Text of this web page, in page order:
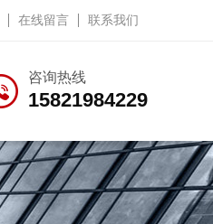
在线留言 联系我们
咨询热线
15821984229